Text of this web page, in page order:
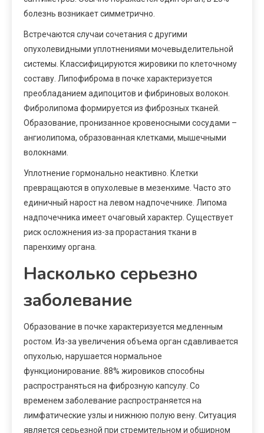
болезнь возникает симметрично.
Встречаются случаи сочетания с другими
опухолевидными уплотнениями мочевыделительной
системы. Классифицируются жировики по клеточному
составу. Липофиброма в почке характеризуется
преобладанием адипоцитов и фибриновых волокон.
Фибролипома формируется из фиброзных тканей.
Образование, пронизанное кровеносными сосудами –
ангиолипома, образованная клетками, мышечными
волокнами.
Уплотнение гормонально неактивно. Клетки
превращаются в опухолевые в мезенхиме. Часто это
единичный нарост на левом надпочечнике. Липома
надпочечника имеет очаговый характер. Существует
риск осложнения из-за прорастания ткани в
паренхиму органа.
Насколько серьезно
заболевание
Образование в почке характеризуется медленным
ростом. Из-за увеличения объема орган сдавливается
опухолью, нарушается нормальное
функционирование. 88% жировиков способны
распространяться на фиброзную капсулу. Со
временем заболевание распространяется на
лимфатические узлы и нижнюю полую вену. Ситуация
является серьезной при стремительном и обширном